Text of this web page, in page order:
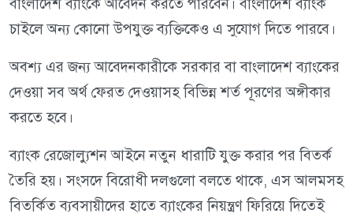
বাংলাদেশ ব্যাংকে আবেদন করতে পারবেন। বাংলাদেশ ব্যাংক
চাইলে অন্য কোনো উপযুক্ত ব্যক্তিকেও এ সুযোগ দিতে পারবে।
অবশ্য এর জন্য আবেদনকারীকে সরকার বা বাংলাদেশ ব্যাংকের
দেওয়া সব অর্থ ফেরত দেওয়াসহ বিভিন্ন শর্ত পূরণের অঙ্গীকার
করতে হবে।
ব্যাংক রেজোল্যুশন আইনে নতুন ধারাটি যুক্ত করার পর বিতর্ক
তৈরি হয়। সংসদে বিরোধী দলগুলো বলতে থাকে, এস আলমসহ
বিতর্কিত ব্যবসায়ীদের হাতে ব্যাংকের নিয়ন্ত্রণ ফিরিয়ে দিতেই